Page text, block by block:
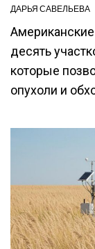
ДАРЬЯ САВЕЛЬЕВА
десять
которые
опухоли и